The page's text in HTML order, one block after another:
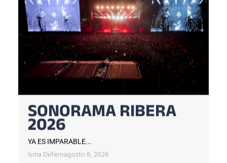
SONORAMA RIBERA
2026
YA ES IMPARABLE...
Isma Defernagosto 8, 2026